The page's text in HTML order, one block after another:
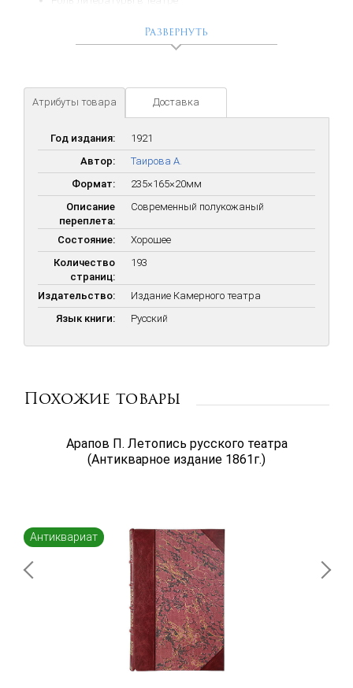
Сценическая атмосфера
Костюм
создатель и художественный руководитель
Развернуть
Атрибуты товара Доставка
Год издания:
1921
Автор:
Таирова А.
Формат:
235×165×20мм
Описание
переплета:
Современный полукожаный
Состояние:
Хорошее
Количество
страниц:
193
Издательство:
Издание Камерного театра
Язык книги:
Русский
Похожие товары
Арапов П. Летопись русского театра
(Антикварное издание 1861г.)
Антиквариат